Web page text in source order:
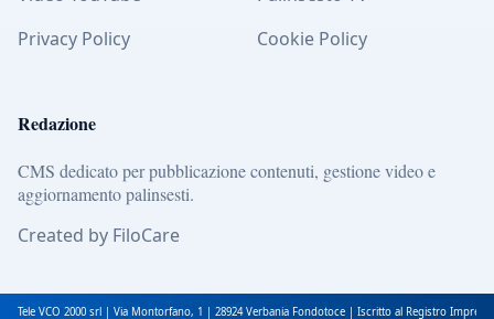
Privacy Policy
Cookie Policy
Redazione
CMS dedicato per pubblicazione contenuti, gestione video e
aggiornamento palinsesti.
Created by FiloCare
Tele VCO 2000 srl | Via Montorfano, 1 | 28924 Verbania Fondotoce | Iscritto al Registro Imprese